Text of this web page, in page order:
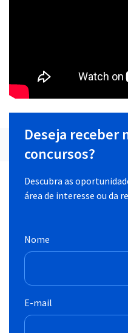
Deseja receber
concursos?
Descubra as
área de interesse ou da
Nome
E-mail